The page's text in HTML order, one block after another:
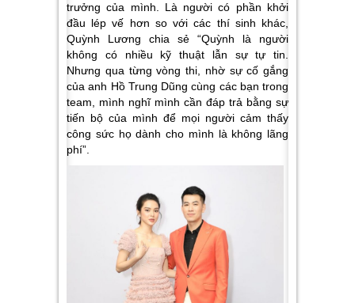
trưởng của mình. Là người có phần khởi
đầu lép vế hơn so với các thí sinh khác,
Quỳnh Lương chia sẻ “Quỳnh là người
không có nhiều kỹ thuật lẫn sự tự tin.
Nhưng qua từng vòng thi, nhờ sự cố gắng
của anh Hồ Trung Dũng cùng các bạn trong
team, mình nghĩ mình cần đáp trả bằng sự
tiến bộ của mình để mọi người cảm thấy
công sức họ dành cho mình là không lãng
phí”